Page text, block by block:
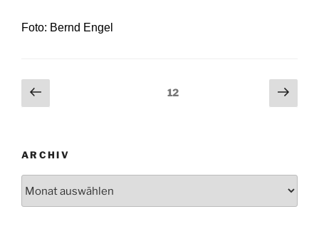
Foto: Bernd Engel
Seitennummerierung
der
Vorherige
Seite
Seite12
ARCHIV